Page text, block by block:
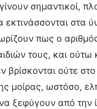
σημαντικοί,
εκτινάσσονται στα
πως ο
τους, και
βρίσκονται ούτε
της μοίρας, ωστόσο,
να ξεφύγουν από